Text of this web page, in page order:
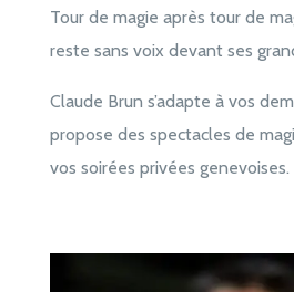
Tour de magie après tour de
reste sans voix devant ses
Claude Brun s’adapte à vos
propose des spectacles de
vos soirées privées genevoises.